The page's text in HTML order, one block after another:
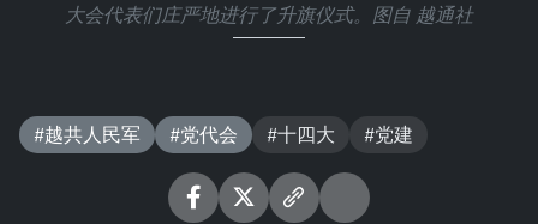
大会代表们庄严地进行了升旗仪式。图自 越通社
#越共人民军 #党代会 #十四大 #党建